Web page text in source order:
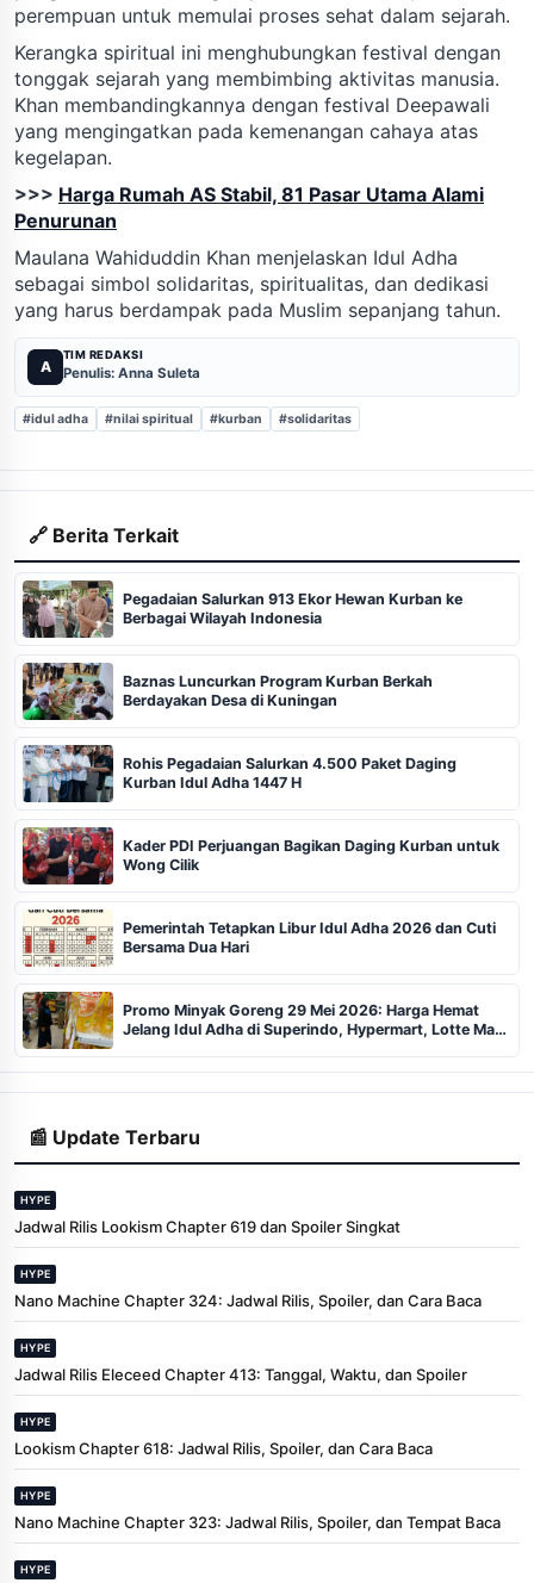
perempuan untuk memulai proses sehat dalam sejarah.
Kerangka spiritual ini menghubungkan festival dengan
tonggak sejarah yang membimbing aktivitas manusia.
Khan membandingkannya dengan festival Deepawali
yang mengingatkan pada kemenangan cahaya atas
kegelapan.
>>> Harga Rumah AS Stabil, 81 Pasar Utama Alami
Penurunan
Maulana Wahiduddin Khan menjelaskan Idul Adha
sebagai simbol solidaritas, spiritualitas, dan dedikasi
yang harus berdampak pada Muslim sepanjang tahun.
A
TIM REDAKSI
Penulis: Anna Suleta
#idul adha #nilai spiritual #kurban #solidaritas
🔗 Berita Terkait
Pegadaian Salurkan 913 Ekor Hewan Kurban ke
Berbagai Wilayah Indonesia
Baznas Luncurkan Program Kurban Berkah
Berdayakan Desa di Kuningan
Rohis Pegadaian Salurkan 4.500 Paket Daging
Kurban Idul Adha 1447 H
Kader PDI Perjuangan Bagikan Daging Kurban untuk
Wong Cilik
Pemerintah Tetapkan Libur Idul Adha 2026 dan Cuti
Bersama Dua Hari
Promo Minyak Goreng 29 Mei 2026: Harga Hemat
Jelang Idul Adha di Superindo, Hypermart, Lotte Mart,
📰 Update Terbaru
HYPE
Jadwal Rilis Lookism Chapter 619 dan Spoiler Singkat
HYPE
Nano Machine Chapter 324: Jadwal Rilis, Spoiler, dan Cara Baca
HYPE
Jadwal Rilis Eleceed Chapter 413: Tanggal, Waktu, dan Spoiler
HYPE
Lookism Chapter 618: Jadwal Rilis, Spoiler, dan Cara Baca
HYPE
Nano Machine Chapter 323: Jadwal Rilis, Spoiler, dan Tempat Baca
HYPE